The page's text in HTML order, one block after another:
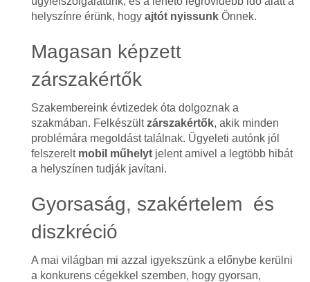
helyszínre érünk, hogy ajtót nyissunkÖnnek.
Magasan képzett
zárszakértők
Szakembereink évtizedek óta dolgoznak a
szakmában. Felkészültzárszakértők, akik minden
problémára megoldást találnak. Ügyeleti autónk jól
felszerelt mobil műhelytjelent amivel a legtöbb hibát
a helyszínen tudják javítani.
Gyorsaság, szakértelem és
diszkréció
A mai világban mi azzal igyekszünk a előnybe kerülni
a konkurens cégekkel szemben, hogy gyorsan,